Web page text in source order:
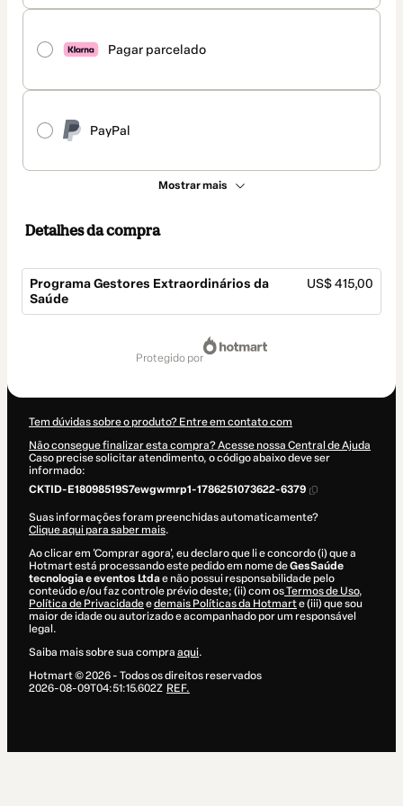
Pagar parcelado
PayPal
Mostrar mais
Detalhes da compra
Programa Gestores Extraordinários da
Saúde
US$ 415,00
protegido por
Tem dúvidas sobre o produto? Entre em contato com
Não consegue finalizar esta compra? Acesse nossa Central de Ajuda
Caso precise solicitar atendimento, o código abaixo deve ser
informado:
CKTID-E18098519S7ewgwmrp1-1786251073622-6379
Suas informações foram preenchidas automaticamente?
Clique aqui para saber mais.
Ao clicar em 'Comprar agora', eu declaro que li e concordo (i) que a
Hotmart está processando este pedido em nome deGesSaúde
tecnologia e eventos Ltdae não possui responsabilidade pelo
conteúdo e/ou faz controle prévio deste; (ii) com osTermos de Uso,
Política de Privacidadeedemais Políticas da Hotmarte (iii) que sou
maior de idade ou autorizado e acompanhado por um responsável
legal.
Saiba mais sobre sua compra aqui.
Hotmart ©2026- Todos os direitos reservados
2026-08-09T04:51:15.602Z REF.